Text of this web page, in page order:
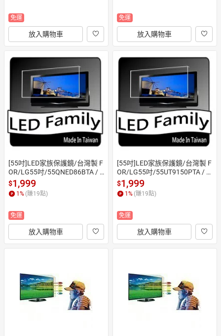
免運
放入購物車
免運
放入購物車
[55吋]LED家族保護鏡/台灣製 F
OR/LG55吋/55QNED86BTA / 5
5QNED80BTA/55吋保護鏡(合
身尺寸)
$1,999
1 % (賺19點)
免運
放入購物車
[55吋]LED家族保護鏡/台灣製 F
OR/LG55吋/55UT9150PTA / 5
5UT911COTA/55吋保護鏡(合
身尺寸)
$1,999
1 % (賺19點)
免運
放入購物車